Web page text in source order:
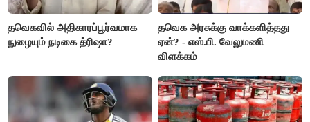
தவெகவில் அதிகாரப்பூர்வமாக
நுழையும் நடிகை த்ரிஷா?
தவெக அரசுக்கு வாக்களித்தது
ஏன்? - எஸ்.பி. வேலுமணி
விளக்கம்